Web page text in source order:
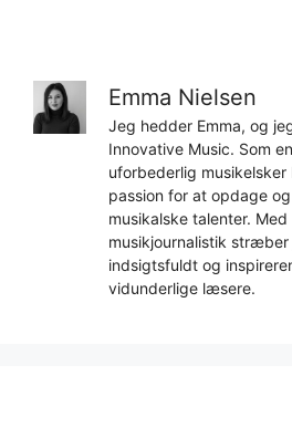
Emma Nielsen
Jeg hedder Emma, og
Innovative Music. Som
uforbederlig
passion for at opdage
musikalske talenter.
musikjournalistik
indsigtsfuldt og
vidunderlige læsere.